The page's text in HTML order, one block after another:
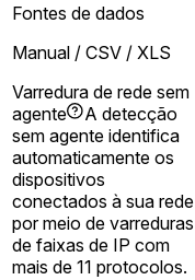
Fontes de dados
Manual / CSV / XLS
Varredura de rede sem
agente
A detecção
sem agente identifica
automaticamente os
dispositivos
conectados à sua rede
por meio de varreduras
de faixas de IP com
mais de 11 protocolos.